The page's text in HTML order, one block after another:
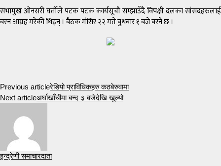
सभामुख ओनसरी घर्तीले पटक पटक कार्यसूची सम्झाउँदै विपक्षी दलका सांसदहरुलाई
बस्न आग्रह गरेकी थिइन् । बैठक मंसिर २२ गते बुधबार १ बजे बस्ने छ ।
Previous articleरेडियो प्राविधिकहरु कठबेरुवामा
Next articleअर्घाखाँचीमा बन्द ३ बजेदेखि खुल्यो
इन्द्रेणी समाचारदाता